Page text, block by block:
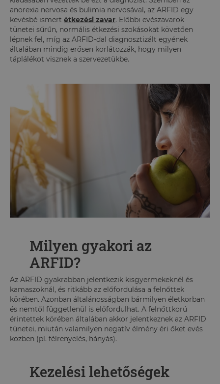
anorexia nervosa és bulimia nervosával, az ARFID egy
kevésbé ismert étkezési zavar. Előbbi evészavarok
tünetei sűrűn, normális étkezési szokásokat követően
lépnek fel, míg az ARFID-dal diagnosztizált egyének
általában mindig erősen korlátozzák, hogy milyen
táplálékot visznek a szervezetükbe.
Milyen gyakori az
ARFID?
Az ARFID gyakrabban jelentkezik kisgyermekeknél és
kamaszoknál, és ritkább az előfordulása a felnőttek
körében. Azonban általánosságban bármilyen életkorban
és nemtől függetlenül is előfordulhat. A felnőttkorú
érintettek körében általában akkor jelentkeznek az ARFID
tünetei, miután valamilyen negatív élmény éri őket evés
közben (pl. félrenyelés, hányás).
Kezelési lehetőségek